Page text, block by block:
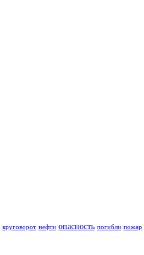
круговорот нефти опасность погибли пожар